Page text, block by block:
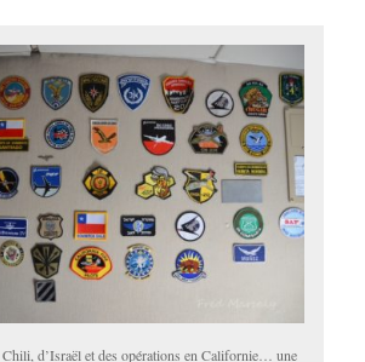
d’Israël et des opérations en Californie… une